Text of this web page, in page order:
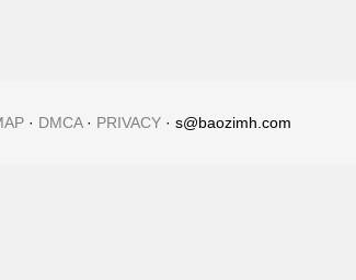
· DMCA· PRIVACY · s@baozimh.com